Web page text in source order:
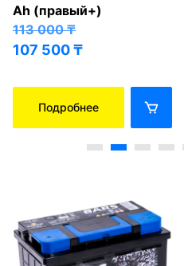
Ah (правый+)
113 000₸
107 500₸
Подробнее